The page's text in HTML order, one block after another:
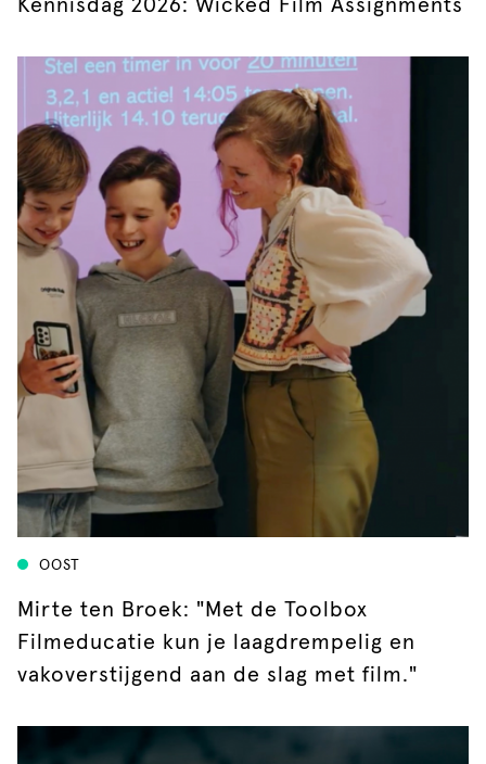
Kennisdag 2026: Wicked Film Assignments
OOST
Mirte ten Broek: "Met de Toolbox
Filmeducatie kun je laagdrempelig en
vakoverstijgend aan de slag met film."